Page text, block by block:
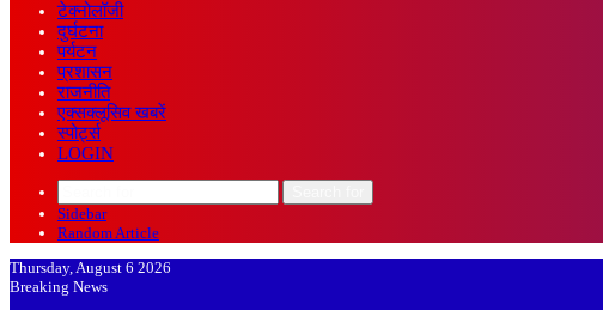
टेक्नोलॉजी
दुर्घटना
पर्यटन
प्रशासन
राजनीति
एक्सक्लूसिव खबरें
स्पोर्ट्स
LOGIN
Sidebar
Random Article
Thursday, August 6 2026
Breaking News